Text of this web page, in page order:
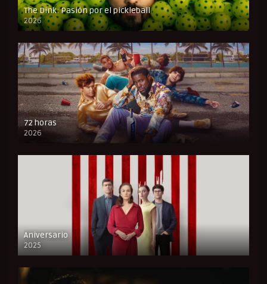
The Dink: Pasión por el pickleball
2026
FULL HD
72 horas
2026
FULL HD
Aniversario
2025
FULL HD